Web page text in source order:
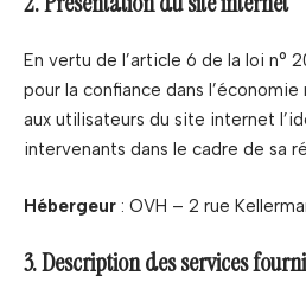
En vertu de l’article 6 de la loi n°
pour la confiance dans
aux utilisateurs du site internet
intervenants dans le cadre de sa
Hébergeur : OVH – 2 rue
3. Description des services